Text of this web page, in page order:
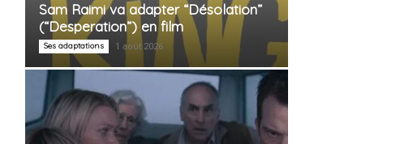
Sam Raimi va adapter “Désolation”
(“Desperation”) en film
Ses adaptations 1 août 2026